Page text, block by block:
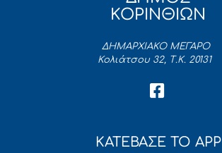
ΚΟΡΙΝΘΙΩΝ
ΔΗΜΑΡΧΙΑΚΟ ΜΕΓΑΡΟ
Κολιάτσου 32, Τ.Κ. 20131
ΚΑΤΕΒΑΣΕ ΤΟ APP